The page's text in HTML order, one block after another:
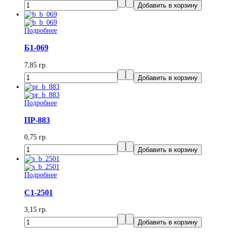
Подробнее
Б1-069
7,85 гр.
Подробнее
ПР-883
0,75 гр.
Подробнее
С1-2501
3,15 гр.